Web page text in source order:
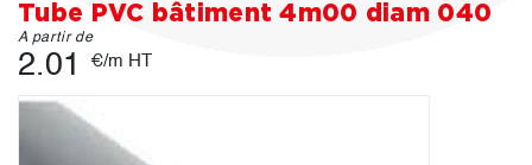
Tube PVC bâtiment 4m00 diam 040
A partir de
2.01 €/m HT